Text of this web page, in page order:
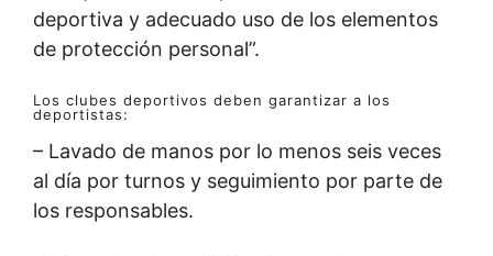
deportiva y adecuado uso de los elementos
de protección personal”.
Los clubes deportivos deben garantizar a los
deportistas:
– Lavado de manos por lo menos seis veces
al día por turnos y seguimiento por parte de
los responsables.